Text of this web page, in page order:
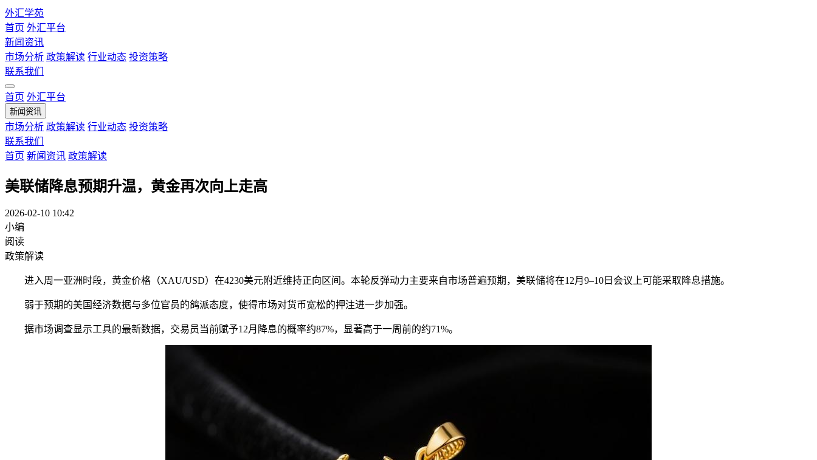
外汇学苑
首页 外汇平台
新闻资讯
市场分析 政策解读 行业动态 投资策略
联系我们
首页 外汇平台
新闻资讯
市场分析 政策解读 行业动态 投资策略
联系我们
首页 新闻资讯 政策解读
美联储降息预期升温，黄金再次向上走高
2026-02-10 10:42
小编
阅读
政策解读
进入周一亚洲时段，黄金价格（XAU/USD）在4230美元附近维持正向区间。本轮反弹动力主要来自市场普遍预期，美联储将在12月9–10日会议上可能采取降息措施。
弱于预期的美国经济数据与多位官员的鸽派态度，使得市场对货币宽松的押注进一步加强。
据市场调查显示工具的最新数据，交易员当前赋予12月降息的概率约87%，显著高于一周前的约71%。